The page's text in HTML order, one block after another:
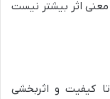
اثر بیشتر نیست
کیفیت و اثربخشی